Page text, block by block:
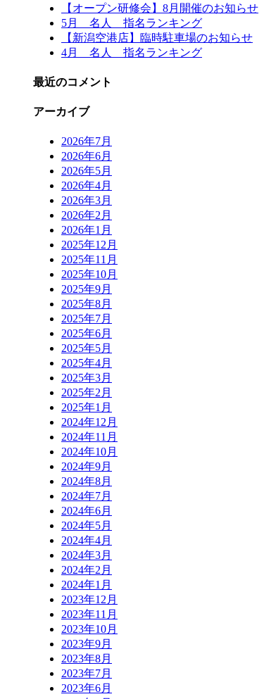
【オープン研修会】8月開催のお知らせ
5月 名人 指名ランキング
【新潟空港店】臨時駐車場のお知らせ
4月 名人 指名ランキング
最近のコメント
アーカイブ
2026年7月
2026年6月
2026年5月
2026年4月
2026年3月
2026年2月
2026年1月
2025年12月
2025年11月
2025年10月
2025年9月
2025年8月
2025年7月
2025年6月
2025年5月
2025年4月
2025年3月
2025年2月
2025年1月
2024年12月
2024年11月
2024年10月
2024年9月
2024年8月
2024年7月
2024年6月
2024年5月
2024年4月
2024年3月
2024年2月
2024年1月
2023年12月
2023年11月
2023年10月
2023年9月
2023年8月
2023年7月
2023年6月